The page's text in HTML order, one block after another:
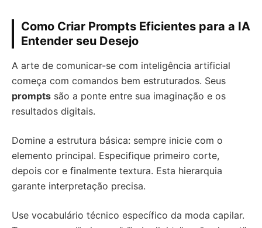
Como Criar Prompts Eficientes para a IA
Entender seu Desejo
A arte de comunicar-se com inteligência artificial
começa com comandos bem estruturados. Seus
prompts são a ponte entre sua imaginação e os
resultados digitais.
Domine a estrutura básica: sempre inicie com o
elemento principal. Especifique primeiro corte,
depois cor e finalmente textura. Esta hierarquia
garante interpretação precisa.
Use vocabulário técnico específico da moda capilar.